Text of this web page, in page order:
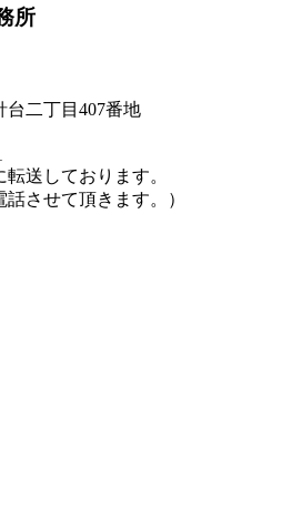
所
台二丁目407番地
送しております。
させて頂きます。）